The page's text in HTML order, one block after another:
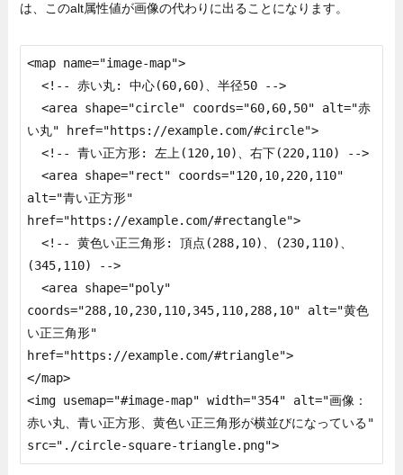
は、このalt属性値が画像の代わりに出ることになります。
<map name="image-map">
  <!-- 赤い丸: 中心(60,60)、半径50 -->
  <area shape="circle" coords="60,60,50" alt="赤
い丸" href="https://example.com/#circle">
  <!-- 青い正方形: 左上(120,10)、右下(220,110) -->
  <area shape="rect" coords="120,10,220,110"
alt="青い正方形"
href="https://example.com/#rectangle">
  <!-- 黄色い正三角形: 頂点(288,10)、(230,110)、
(345,110) -->
  <area shape="poly"
coords="288,10,230,110,345,110,288,10" alt="黄色
い正三角形"
href="https://example.com/#triangle">
</map>
<img usemap="#image-map" width="354" alt="画像：
赤い丸、青い正方形、黄色い正三角形が横並びになっている"
src="./circle-square-triangle.png">